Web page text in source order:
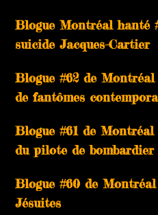
Blogue Montréal hanté
suicide Jacques-Cartier
Blogue #62 de
de fantômes
Blogue #61 de
du pilote de bombardier
Blogue #60 de
Jésuites